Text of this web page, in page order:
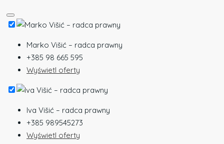
Marko Višić – radca prawny
+385 98 665 595
Wyświetl oferty
Iva Višić – radca prawny
+385 989545273
Wyświetl oferty